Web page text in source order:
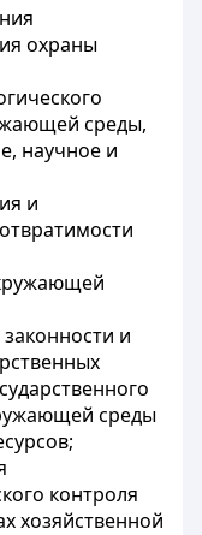
охраны
среды,
научное и
и
и
среды
контроля
хозяйственной